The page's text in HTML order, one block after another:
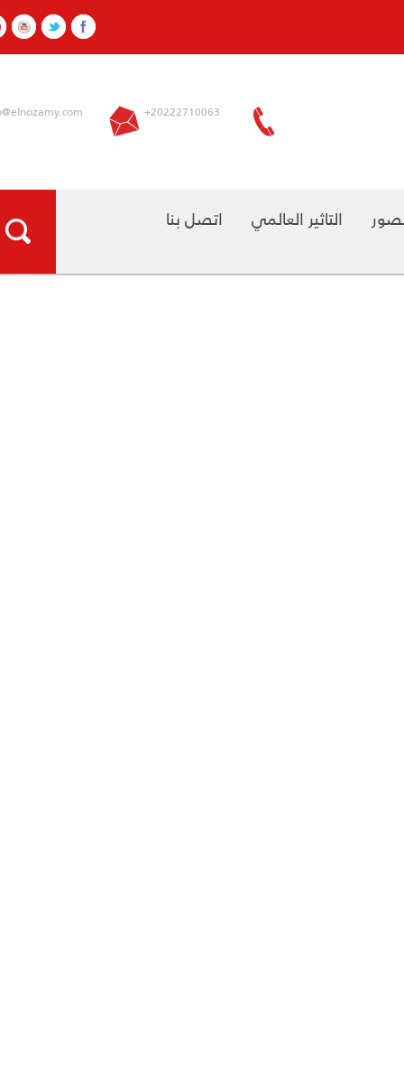
info@elnozamy.com +20222710063
التاثير العالمي اتصل بنا